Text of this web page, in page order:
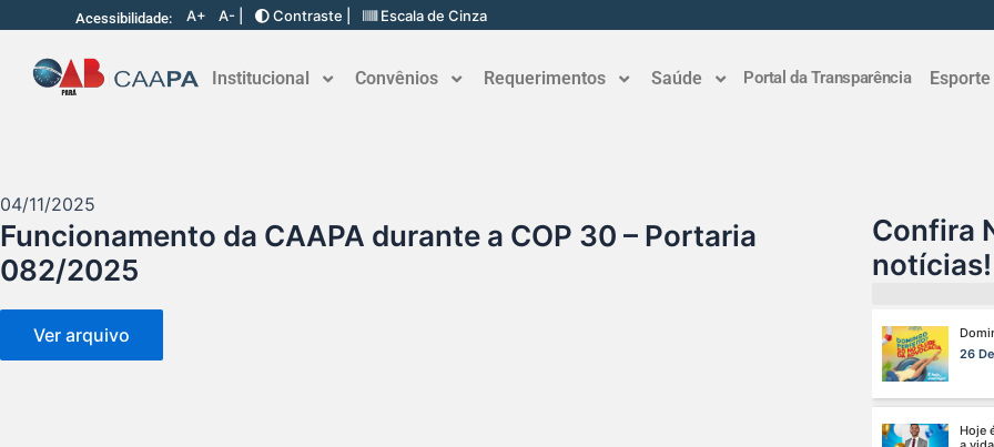
Acessibilidade: A+ A- | Contraste | Escala de Cinza
Institucional Convênios Requerimentos Saúde Portal da Transparência
04/11/2025
Funcionamento da CAAPA durante a COP 30 – Portaria
082/2025
Ver arquivo
Confira
notícias!
Hoje